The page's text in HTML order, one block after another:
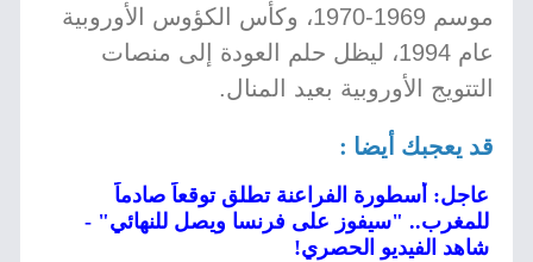
موسم 1969-1970، وكأس الكؤوس الأوروبية
عام 1994، ليظل حلم العودة إلى منصات
التتويج الأوروبية بعيد المنال.
قد يعجبك أيضا :
عاجل: أسطورة الفراعنة تطلق توقعاً صادماً
للمغرب.. "سيفوز على فرنسا ويصل للنهائي" -
شاهد الفيديو الحصري!